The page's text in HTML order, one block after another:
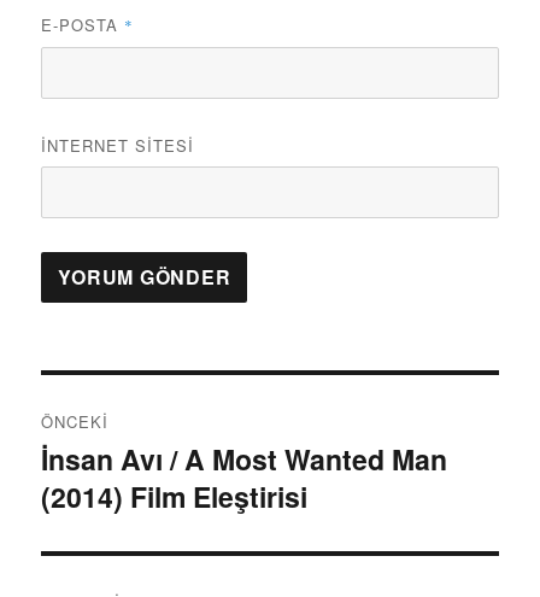
E-POSTA *
İNTERNET SITESI
a
z
ı
ÖNCEKI
Ö
n
e
İnsan Avı / A Most Wanted Man
(2014) Film Eleştirisi